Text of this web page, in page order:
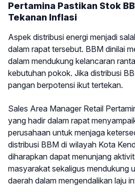
Pertamina Pastikan Stok
Tekanan Inflasi
Aspek distribusi energi menjadi
dalam rapat tersebut. BBM dinilai
dalam mendukung kelancaran
kebutuhan pokok. Jika distribusi
pangan berpotensi ikut tertekan.
Sales Area Manager Retail
yang hadir dalam rapat
perusahaan untuk menjaga
distribusi BBM di wilayah Kota
diharapkan dapat menunjang
masyarakat sekaligus mendukung
daerah dalam mengendalikan laju